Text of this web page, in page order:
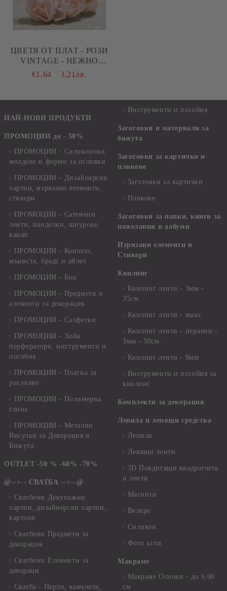
ЦВЕТЯ ОТ ПЛАТ - РОЗИ
VINTAGE - НЕЖНО
РОЗОВО - 6 БР.
€1.64 3.21лв.
НАЙ-НОВИ ПРОДУКТИ
ПРОМОЦИИ до - 50%
ПРОМОЦИИ - Силиконови
молдове и форми за отливки
ПРОМОЦИИ - Дизайнерски
хартии, изрязани елементи,
стикери
ПРОМОЦИИ - Сатенени
ленти, панделки, шнурове,
канап
ПРОМОЦИИ - Копчета,
мъниста, брадс и айлет
ПРОМОЦИИ - Бои
ПРОМОЦИИ - Предмети и
елементи за декорация
ПРОМОЦИИ - Салфетки
ПРОМОЦИИ - Хоби
перфоратори, инструменти и
пособия
ПРОМОЦИИ - Платна за
рисуване
ПРОМОЦИИ - Полимерна
глина
ПРОМОЦИИ - Метални
Висулки за Декорация и
Бижута
OUTLET -50 % -60% -70%
@-->-- СВАТБА --<--@
Сватбени Декупажни
хартии, дизайнерски хартии,
картони
Сватбени Предмети за
декорация
Сватбени Елементи за
декораци
Сватба - Перли, камъчета,
Инструменти и пособия
Заготовки и материали за
бижута
Заготовки за картички и
пликове
Заготовки за картички
Пликове
Заготовки за папки, книги за
пожелания и албуми
Изрязани елементи и
Стикери
Квилинг
Квилинг ленти - 3мм -
35см.
Квилинг ленти - микс
Квилинг ленти - перлени -
3мм - 30см.
Квилинг ленти - 8мм
Инструменти и пособия за
квилинг
Комплекти за декорация
Лепила и лепящи средства
Лепила
Лепящи ленти
3D Повдигащи квадратчета
и ленти
Магнити
Велкро
Силикон
Фото ъгли
Макраме
Макраме Основи - до 6,00
см